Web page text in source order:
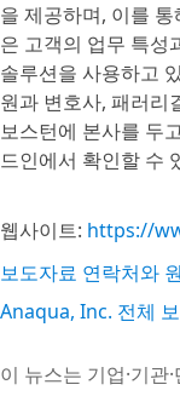
을 제공하며, 이를
은 고객의 업무 특성
솔루션을 사용하고
원과 변호사, 패러
보스턴에 본사를 두
드인에서 확인할 수
웹사이트: https://
보도자료 연락처와
Anaqua, Inc. 전체
이 뉴스는 기업·기